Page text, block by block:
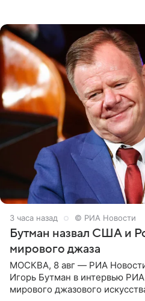
3 часа назад © РИА Новости
Бутман назвал США и
мирового джаза
МОСКВА, 8 авг — РИА
Игорь Бутман в интервью
мирового джазового